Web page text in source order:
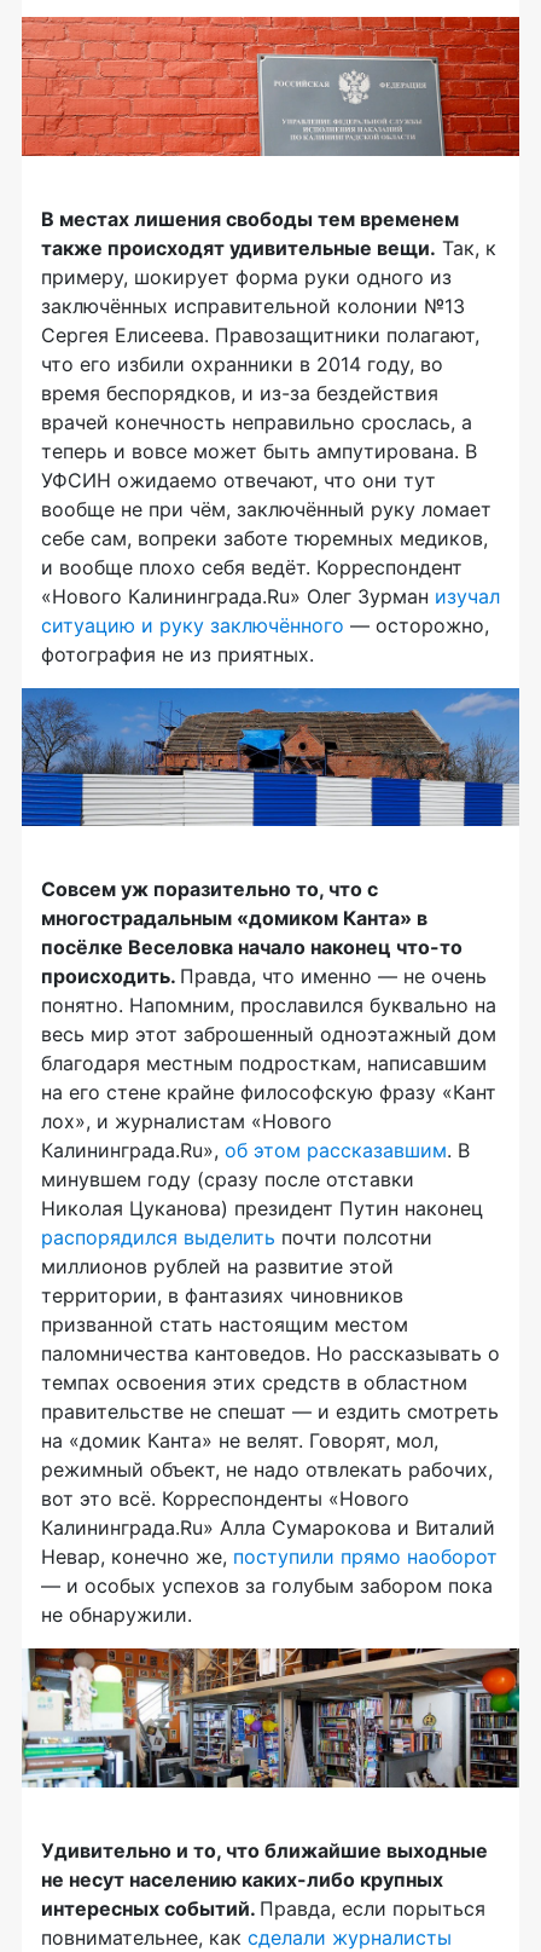
В местах лишения свободы тем временем
также происходят удивительные вещи. Так, к
примеру, шокирует форма руки одного из
заключённых исправительной колонии №13
Сергея Елисеева. Правозащитники полагают,
что его избили охранники в 2014 году, во
время беспорядков, и из-за бездействия
врачей конечность неправильно срослась, а
теперь и вовсе может быть ампутирована. В
УФСИН ожидаемо отвечают, что они тут
вообще не при чём, заключённый руку ломает
себе сам, вопреки заботе тюремных медиков,
и вообще плохо себя ведёт. Корреспондент
«Нового Калининграда.Ru» Олег Зурман изучал
ситуацию и руку заключённого — осторожно,
фотография не из приятных.
Совсем уж поразительно то, что с
многострадальным «домиком Канта» в
посёлке Веселовка начало наконец что-то
происходить. Правда, что именно — не очень
понятно. Напомним, прославился буквально на
весь мир этот заброшенный одноэтажный дом
благодаря местным подросткам, написавшим
на его стене крайне философскую фразу «Кант
лох», и журналистам «Нового
Калининграда.Ru», об этом рассказавшим. В
минувшем году (сразу после отставки
Николая Цуканова) президент Путин наконец
распорядился выделить почти полсотни
миллионов рублей на развитие этой
территории, в фантазиях чиновников
призванной стать настоящим местом
паломничества кантоведов. Но рассказывать о
темпах освоения этих средств в областном
правительстве не спешат — и ездить смотреть
на «домик Канта» не велят. Говорят, мол,
режимный объект, не надо отвлекать рабочих,
вот это всё. Корреспонденты «Нового
Калининграда.Ru» Алла Сумарокова и Виталий
Невар, конечно же, поступили прямо наоборот
— и особых успехов за голубым забором пока
не обнаружили.
Удивительно и то, что ближайшие выходные
не несут населению каких-либо крупных
интересных событий. Правда, если порыться
повнимательнее, как сделали журналисты